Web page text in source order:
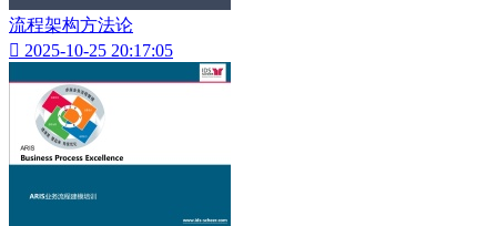
流程架构方法论
 2025-10-25 20:17:05